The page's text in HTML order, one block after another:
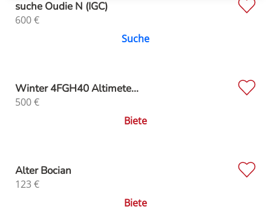
suche Oudie N (IGC)
600€
Suche
Winter 4FGH40 Altimete...
500€
Biete
Alter Bocian
123 €
Biete